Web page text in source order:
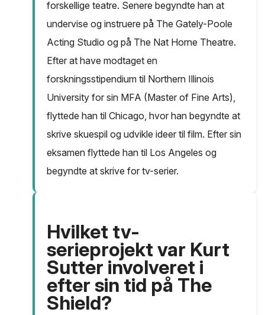
forskellige teatre. Senere begyndte han at
undervise og instruere på The Gately-Poole
Acting Studio og på The Nat Horne Theatre.
Efter at have modtaget en
forskningsstipendium til Northern Illinois
University for sin MFA (Master of Fine Arts),
flyttede han til Chicago, hvor han begyndte at
skrive skuespil og udvikle ideer til film. Efter sin
eksamen flyttede han til Los Angeles og
begyndte at skrive for tv-serier.
Hvilket tv-
serieprojekt var Kurt
Sutter involveret i
efter sin tid på The
Shield?